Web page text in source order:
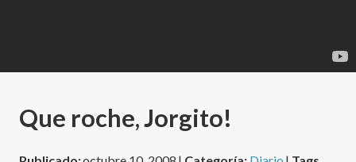
Que roche, Jorgito!